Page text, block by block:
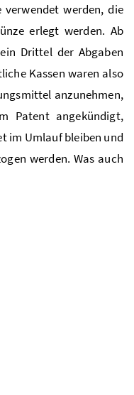
werden, die
erlegt werden. Ab
Drittel der Abgaben
Kassen waren also
anzunehmen,
Patent angekündigt,
im Umlauf bleiben und
werden. Was auch